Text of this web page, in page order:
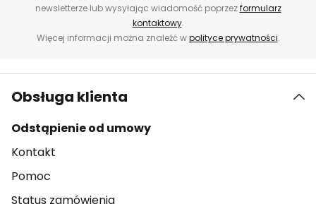
newsletterze lub wysyłając wiadomość poprzezformularz
kontaktowy.
Więcej informacji można znaleźć wpolityce prywatności.
Obsługa klienta
Odstąpienie od umowy
Kontakt
Pomoc
Status zamówienia